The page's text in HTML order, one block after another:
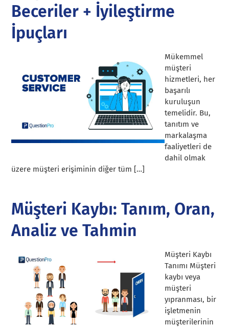
Beceriler + İyileştirme
İpuçları
Mükemmel
müşteri
hizmetleri, her
başarılı
kuruluşun
temelidir. Bu,
tanıtım ve
markalaşma
faaliyetleri de
dahil olmak
üzere müşteri erişiminin diğer tüm […]
Müşteri Kaybı: Tanım, Oran,
Analiz ve Tahmin
Müşteri Kaybı
Tanımı Müşteri
kaybı veya
müşteri
yıpranması, bir
işletmenin
müşterilerinin